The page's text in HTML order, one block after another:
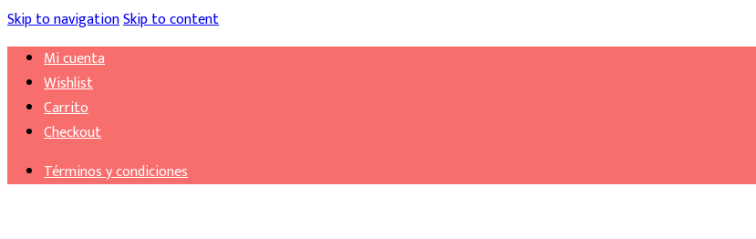
Skip to navigationSkip to content
Mi cuenta
Wishlist
Carrito
Checkout
Términos y condiciones